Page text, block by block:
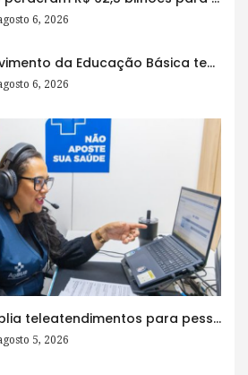
6, 2026
Índice de Desenvolvimento da Educação Básica tem elevação em todas as etapas
6, 2026
Meu SUS Digital amplia teleatendimentos para pessoas com problemas com jogos e apostas
5, 2026